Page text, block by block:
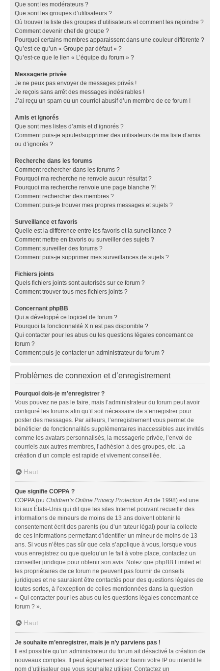
Que sont les modérateurs ?
Que sont les groupes d’utilisateurs ?
Où trouver la liste des groupes d’utilisateurs et comment les rejoindre ?
Comment devenir chef de groupe ?
Pourquoi certains membres apparaissent dans une couleur différente ?
Qu’est-ce qu’un « Groupe par défaut » ?
Qu’est-ce que le lien « L’équipe du forum » ?
Messagerie privée
Je ne peux pas envoyer de messages privés !
Je reçois sans arrêt des messages indésirables !
J’ai reçu un spam ou un courriel abusif d’un membre de ce forum !
Amis et ignorés
Que sont mes listes d’amis et d’ignorés ?
Comment puis-je ajouter/supprimer des utilisateurs de ma liste d’amis
ou d’ignorés ?
Recherche dans les forums
Comment rechercher dans les forums ?
Pourquoi ma recherche ne renvoie aucun résultat ?
Pourquoi ma recherche renvoie une page blanche ?!
Comment rechercher des membres ?
Comment puis-je trouver mes propres messages et sujets ?
Surveillance et favoris
Quelle est la différence entre les favoris et la surveillance ?
Comment mettre en favoris ou surveiller des sujets ?
Comment surveiller des forums ?
Comment puis-je supprimer mes surveillances de sujets ?
Fichiers joints
Quels fichiers joints sont autorisés sur ce forum ?
Comment trouver tous mes fichiers joints ?
Concernant phpBB
Qui a développé ce logiciel de forum ?
Pourquoi la fonctionnalité X n’est pas disponible ?
Qui contacter pour les abus ou les questions légales concernant ce
forum ?
Comment puis-je contacter un administrateur du forum ?
Problèmes de connexion et d’enregistrement
Pourquoi dois-je m’enregistrer ?
Vous pouvez ne pas le faire, mais l’administrateur du forum peut avoir
configuré les forums afin qu’il soit nécessaire de s’enregistrer pour
poster des messages. Par ailleurs, l’enregistrement vous permet de
bénéficier de fonctionnalités supplémentaires inaccessibles aux invités
comme les avatars personnalisés, la messagerie privée, l’envoi de
courriels aux autres membres, l’adhésion à des groupes, etc. La
création d’un compte est rapide et vivement conseillée.
Haut
Que signifie COPPA ?
COPPA (ou Children’s Online Privacy Protection Actde 1998) est une
loi aux États-Unis qui dit que les sites Internet pouvant recueillir des
informations de mineurs de moins de 13 ans doivent obtenir le
consentement écrit des parents (ou d’un tuteur légal) pour la collecte
de ces informations permettant d’identifier un mineur de moins de 13
ans. Si vous n’êtes pas sûr que cela s’applique à vous, lorsque vous
vous enregistrez ou que quelqu’un le fait à votre place, contactez un
conseiller juridique pour obtenir son avis. Notez que phpBB Limited et
les propriétaires de ce forum ne peuvent pas fournir de conseils
juridiques et ne sauraient être contactés pour des questions légales de
toutes sortes, à l’exception de celles mentionnées dans la question
« Qui contacter pour les abus ou les questions légales concernant ce
forum ? ».
Haut
Je souhaite m’enregistrer, mais je n’y parviens pas !
Il est possible qu’un administrateur du forum ait désactivé la création de
nouveaux comptes. Il peut également avoir banni votre IP ou interdit le
nom d’utilisateur que vous souhaitez utiliser. Contactez un